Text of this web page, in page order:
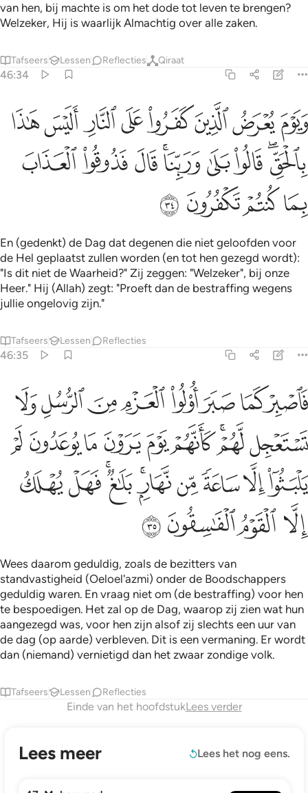
van hen, bij machte is om het dode tot leven te brengen?
Welzeker, Hij is waarlijk Almachtig over alle zaken.
Tafseers Lessen Reflecties Qiraat
46:34
ويوم يعرض الذين كفروا على النار اليس هاذا بالحق قالوا بلى وربنا قال
وَيَوْمَ يُعْرَضُ ٱلَّذِينَ كَفَرُوا۟ عَلَى ٱلنَّارِ أَلَيْسَ هَـٰذَا بِٱلْحَقِّ ۖ قَالُوا۟ بَلَىٰ
ﲥﲦﲧﲨﲩﲪﲫﲬ
ﲭﲮﲯﲰﲱﲲﲳﲴﲵ
ﲶﲷﲸ ﲹ
En (gedenkt) de Dag dat degenen die niet geloofden voor
de Hel geplaatst zullen worden (en tot hen gezegd wordt):
"Is dit niet de Waarheid?" Zij zeggen: "Welzeker", bij onze
Heer." Hij (Allah) zegt: "Proeft dan de bestraffing wegens
jullie ongelovig zijn."
Tafseers Lessen Reflecties
46:35
فاصبر كما صبر اولو العزم من الرسل ولا تستعجل لهم كانهم يوم يرون
فَٱصْبِرْ كَمَا صَبَرَ أُو۟لُوا۟ ٱلْعَزْمِ مِنَ ٱلرُّسُلِ وَلَا تَسْتَعْجِل
ﲺﲻﲼﲽﲾﲿﳀﳁ
ﳂﳃﳄﳅﳆﳇﳈﳉﳊ
ﳋﳌﳍﳎﳏﳐﳑﳒﳓﳔ
ﳕ ﳖﳗﳘ
Wees daarom geduldig, zoals de bezitters van
standvastigheid (Oeloel'azmi) onder de Boodschappers
geduldig waren. En vraag niet om (de bestraffing) voor hen
te bespoedigen. Het zal op de Dag, waarop zij zien wat hun
aangezegd was, voor hen zijn alsof zij slechts een uur van
de dag (op aarde) verbleven. Dit is een vermaning. Er wordt
dan (niemand) vernietigd dan het zwaar zondige volk.
Tafseers Lessen Reflecties
Einde van het hoofdstukLees verder
Lees meer Lees het nog eens.